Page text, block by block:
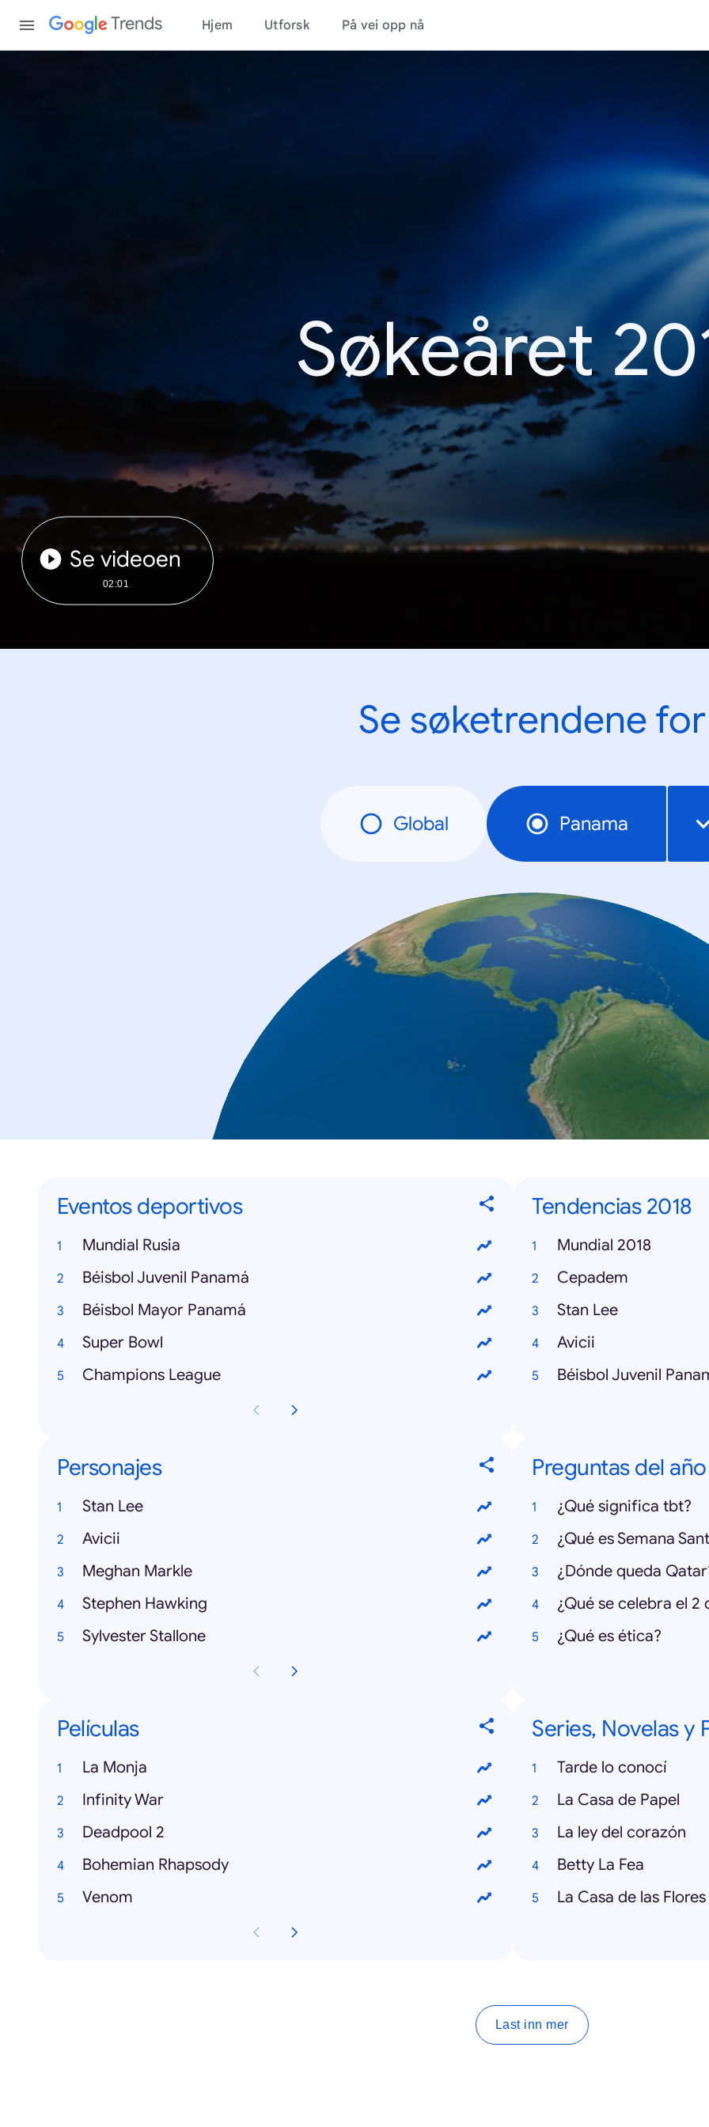
Trends Hjem Utforsk På vei opp nå
Søkeåret
Se videoen
02:01
Se søketrendene for
Global Panama
Eventos deportivos
Mundial Rusia
Béisbol Juvenil Panamá
Béisbol Mayor Panamá
Super Bowl
Champions League
Tendencias 2018
Mundial 2018
Cepadem
Stan Lee
Avicii
Béisbol Juvenil
Personajes
Stan Lee
Avicii
Meghan Markle
Stephen Hawking
Sylvester Stallone
Preguntas del año
¿Qué significa tbt?
¿Qué es Semana
¿Dónde queda
¿Qué se celebra el 2
¿Qué es ética?
Películas
La Monja
Infinity War
Deadpool 2
Bohemian Rhapsody
Venom
Series, Novelas y
Tarde lo conocí
La Casa de Papel
La ley del corazón
Betty La Fea
La Casa de las Flores
Last inn mer